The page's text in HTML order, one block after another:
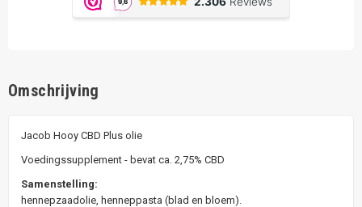
Omschrijving
Jacob Hooy CBD Plus olie
Voedingssupplement - bevat ca. 2,75% CBD
Samenstelling:
hennepzaadolie, henneppasta (blad en bloem).